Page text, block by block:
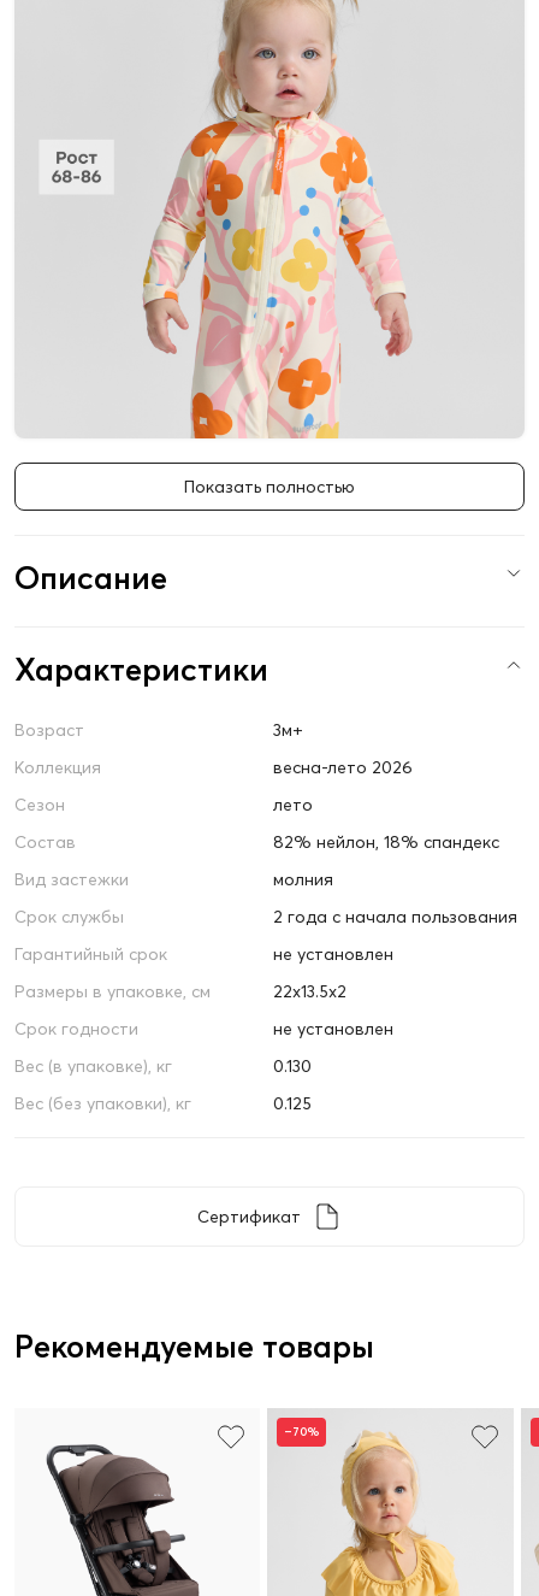
Показать полностью
Описание
Характеристики
Возраст
3м+
Коллекция
весна-лето 2026
Сезон
лето
Состав
82% нейлон, 18% спандекс
Вид застежки
молния
Срок службы
2 года с начала пользования
Гарантийный срок
не установлен
Размеры в упаковке, см
22х13.5х2
Срок годности
не установлен
Вес (в упаковке), кг
0.130
Вес (без упаковки), кг
0.125
Сертификат
Рекомендуемые товары
–70%